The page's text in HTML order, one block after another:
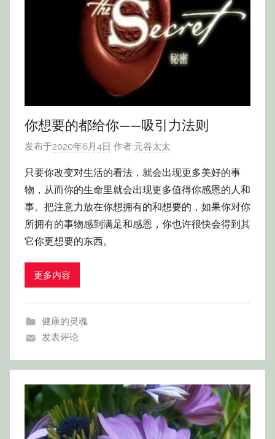
你想要的都给你——吸引力法则
发布于2020年6月4日 作者:元谷太太
只要你改变对生活的看法，就会出现更多美好的事
物，从而你的生命里就会出现更多值得你感恩的人和
事。把注意力放在你想拥有的和想要的，如果你对你
所拥有的事物感到满足和感恩，你也许很快会得到其
它你更想要的东西。
更多内容
健康的灵魂
发表评论